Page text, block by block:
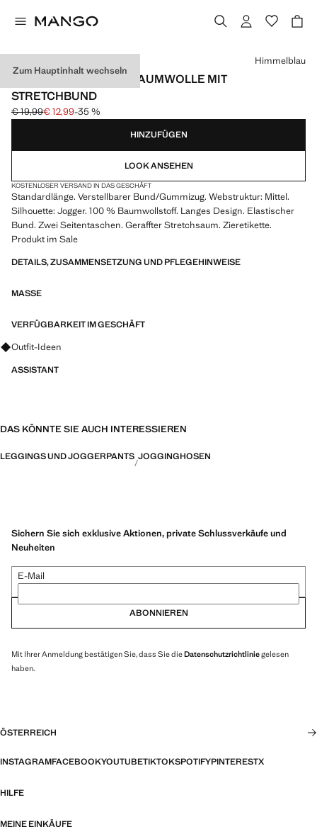
Zum Hauptinhalt wechseln
JOGGERPANTS AUS BAUMWOLLE MIT
STRETCHBUND
Ausgangspreis durchgestrichen [€ 19,99 ]
€ 19,99
Aktueller Preis [€ 12,99 ]
€ 12,99-35 %
Wählen Sie eine Farbe
Himmelblau
HINZUFÜGEN
LOOK ANSEHEN
KOSTENLOSER VERSAND IN DAS GESCHÄFT
Standardlänge. Verstellbarer Bund/Gummizug. Webstruktur: Mittel.
Silhouette: Jogger. 100 % Baumwollstoff. Langes Design. Elastischer
Bund. Zwei Seitentaschen. Geraffter Stretchsaum. Zieretikette.
Produkt im Sale
DETAILS, ZUSAMMENSETZUNG UND PFLEGEHINWEISE
MASSE
VERFÜGBARKEIT IM GESCHÄFT
Fragen zu Looks, Kleidungsstücken und Trends
Outfit-Ideen
ASSISTANT
DAS KÖNNTE SIE AUCH INTERESSIEREN
LEGGINGS UND JOGGERPANTS JOGGINGHOSEN
Sichern Sie sich exklusive Aktionen, private Schlussverkäufe und
Neuheiten
E-Mail
ABONNIEREN
Mit Ihrer Anmeldung bestätigen Sie, dass Sie dieDatenschutzrichtliniegelesen
haben.
ÖSTERREICH
INSTAGRAMFACEBOOKYOUTUBETIKTOKSPOTIFYPINTERESTX
HILFE
MEINE EINKÄUFE